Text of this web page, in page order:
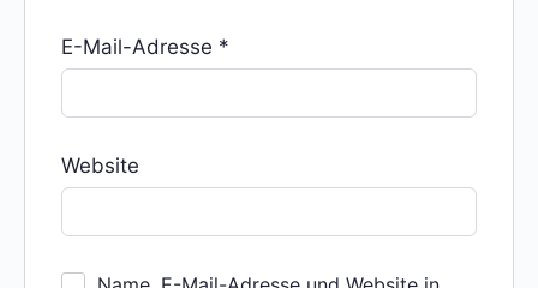
E-Mail-Adresse *
Website